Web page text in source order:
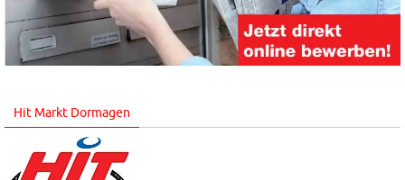
Hit Markt Dormagen